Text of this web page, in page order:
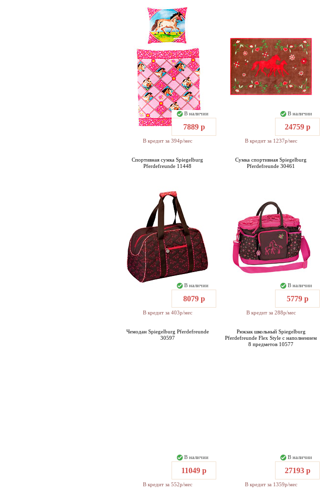
В наличии
7889 р
В кредит за 394р/мес
В наличии
24759 р
В кредит за 1237р/мес
Спортивная сумка Spiegelburg
Pferdefreunde 11448
В наличии
8079 р
В кредит за 403р/мес
Сумка спортивная Spiegelburg
Pferdefreunde 30461
В наличии
5779 р
В кредит за 288р/мес
Чемодан Spiegelburg Pferdefreunde
30597
В наличии
11049 р
В кредит за 552р/мес
Рюкзак школьный Spiegelburg
Pferdefreunde Flex Style с наполнением
8 предметов 10577
В наличии
27193 р
В кредит за 1359р/мес